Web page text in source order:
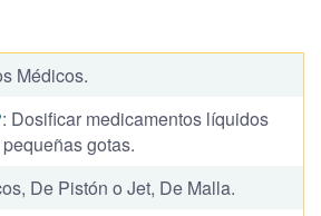
Médicos.
: Dosificar medicamentos líquidos
gotas.
De Pistón o Jet, De Malla.